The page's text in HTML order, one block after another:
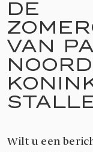
DE
VAN
Wilt u een